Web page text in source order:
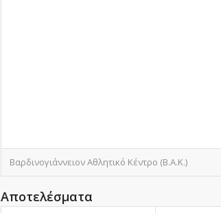
Βαρδινογιάννειον Αθλητικό Κέντρο (Β.Α.Κ.)
Αποτελέσματα